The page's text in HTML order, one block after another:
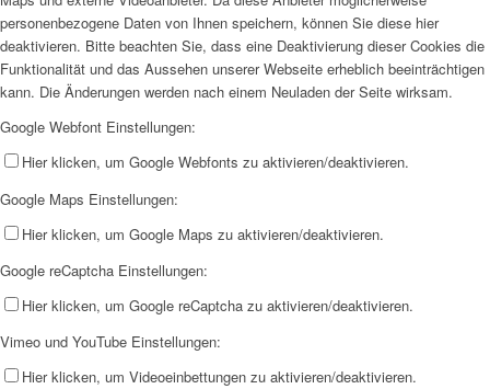
personenbezogene Daten von Ihnen speichern, können Sie diese hier
deaktivieren. Bitte beachten Sie, dass eine Deaktivierung dieser Cookies die
Funktionalität und das Aussehen unserer Webseite erheblich beeinträchtigen
kann. Die Änderungen werden nach einem Neuladen der Seite wirksam.
Google Webfont Einstellungen:
Hier klicken, um Google Webfonts zu aktivieren/deaktivieren.
Google Maps Einstellungen:
Hier klicken, um Google Maps zu aktivieren/deaktivieren.
Google reCaptcha Einstellungen:
Hier klicken, um Google reCaptcha zu aktivieren/deaktivieren.
Vimeo und YouTube Einstellungen:
Hier klicken, um Videoeinbettungen zu aktivieren/deaktivieren.